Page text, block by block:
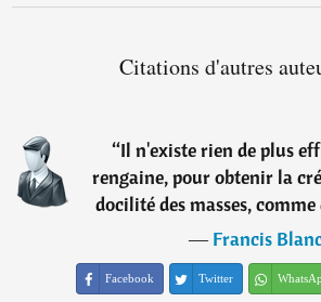
Citations d'autres
“Il n'existe rien de plus
rengaine, pour obtenir la
docilité des masses,
―Francis
Facebook Twitter